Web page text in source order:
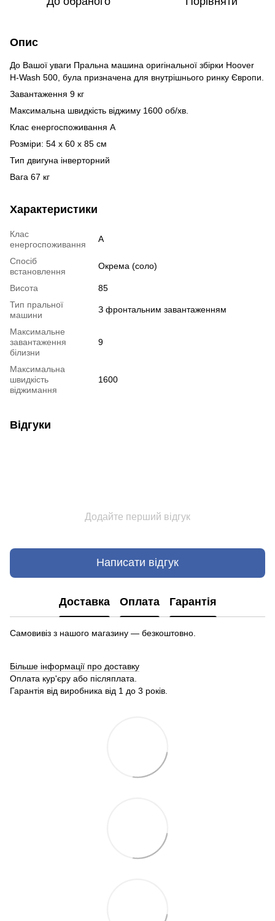
Опис
До Вашої уваги Пральна машина оригінальної збірки Hoover
H-Wash 500, була призначена для внутрішнього ринку Європи.
Завантаження 9 кг
Максимальна швидкість віджиму 1600 об/хв.
Клас енергоспоживання A
Розміри: 54 х 60 х 85 см
Тип двигуна інверторний
Вага 67 кг
Характеристики
Клас
енергоспоживання
A
Спосіб
встановлення
Окрема (соло)
Висота
85
Тип пральної
машини
З фронтальним завантаженням
Максимальне
завантаження
білизни
9
Максимальна
швидкість
віджимання
1600
Відгуки
Додайте перший відгук
Написати відгук
Доставка Оплата Гарантія
Самовивіз з нашого магазину — безкоштовно.
Більше інформації про доставку
Оплата кур'єру або післяплата.
Гарантія від виробника від 1 до 3 років.